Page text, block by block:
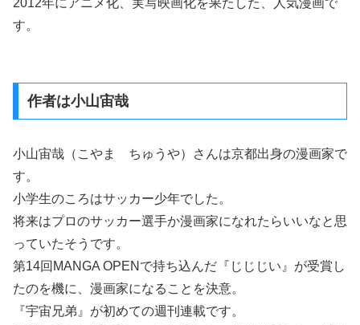
2012年にアニメ化、実写映画化を果たした、人気漫画で
す。
作者は小山宙哉
小山宙哉（こやま ちゅうや）さんは京都出身の漫画家で
す。
小学生のころはサッカー少年でした。
将来はプロのサッカー選手か漫画家になれたらいいなと思
っていたそうです。
第14回MANGA OPENで持ち込んだ『じじじい』が受賞し
たのを機に、漫画家になることを決意。
『宇宙兄弟』が初めての週刊連載です。